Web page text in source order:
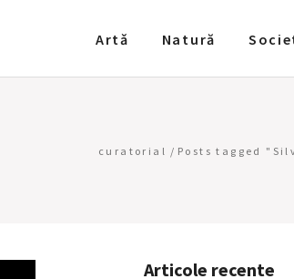
Artǎ Natură
curatorial / Posts tagged
Articole recente